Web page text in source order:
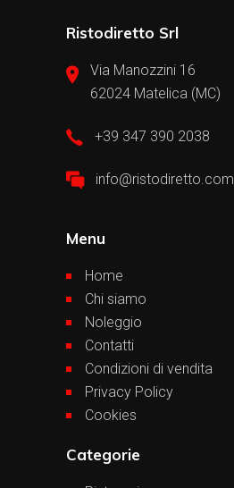
Ristodiretto Srl
Via Manozzini 16
62024 Matelica (MC)
+39 347 390 2038
info@ristodiretto.com
Menu
Home
Chi siamo
Noleggio
Contatti
Condizioni di vendita
Privacy Policy
Cookies
Categorie